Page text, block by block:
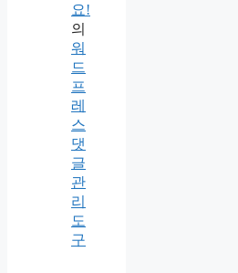
요!
의
워
드
프
레
스
댓
글
관
리
도
구